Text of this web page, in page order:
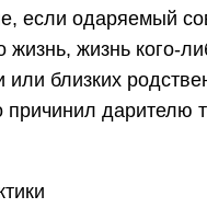
если одаряемый
жизнь, жизнь кого-
или близких
дарителю